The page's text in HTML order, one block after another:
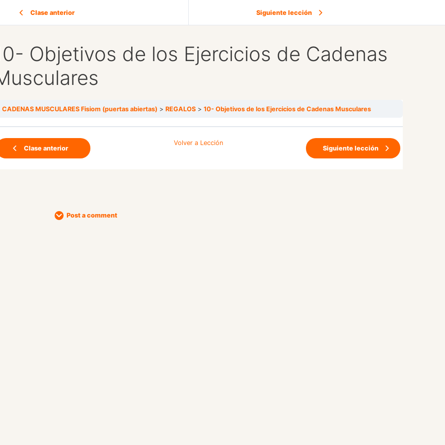
Clase anterior Siguiente lección
Objetivos de los Ejercicios de Cadenas
CADENAS MUSCULARES Fisiom (puertas abiertas) REGALOS 10- Objetivos de los Ejercicios de Cadenas Musculares
Clase anterior
Volver a Lección
Siguiente lección
Post a comment